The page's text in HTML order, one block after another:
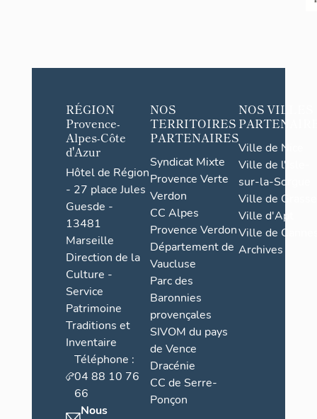
est
ferronnerie
supérieure
RÉGION
Provence-
Alpes-Côte
d'Azur
Hôtel de Région
- 27 place Jules
Guesde -
13481
Marseille
Direction de la
Culture -
Service
Patrimoine
Traditions et
Inventaire
Téléphone :
04 88 10 76
66
Nous
NOS
TERRITOIRES
PARTENAIRES
Syndicat Mixte
Provence Verte
Verdon
CC Alpes
Provence Verdon
Département de
Vaucluse
Parc des
Baronnies
provençales
SIVOM du pays
de Vence
Dracénie
CC de Serre-
Ponçon
NOS VILLES
Ville de Nice
Ville de l'Isle-
sur-la-Sorgue
Ville de Grasse
Ville d'Apt
Ville de
Archives